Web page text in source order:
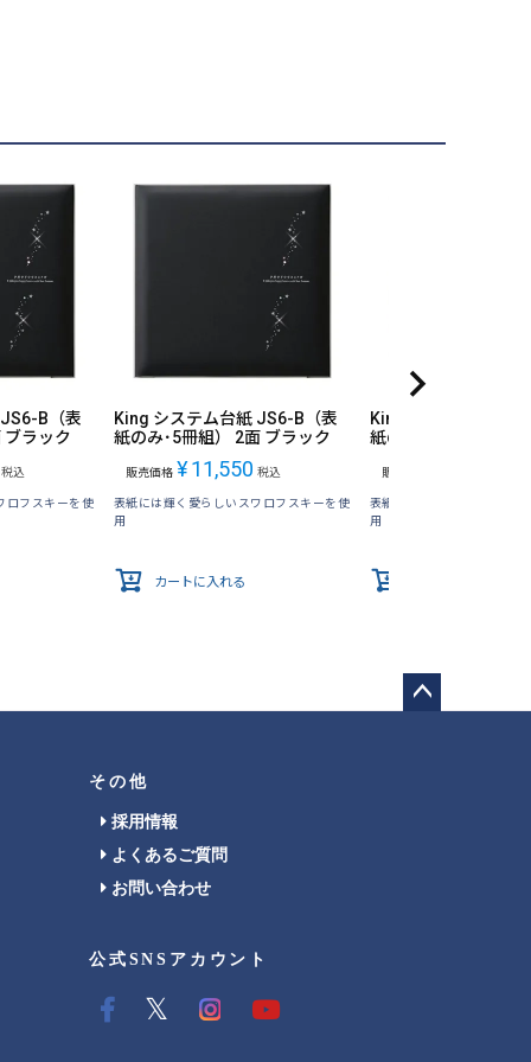
B（表
ブラック
税込
ロフスキーを使
King システム台紙 JS6-B（表
紙のみ･5冊組） 2面 ブラック
販売価格 ¥11,550 税込
表紙には輝く愛らしいスワロフスキーを使
用
カートに入れる
King システム台紙
紙のみ･5冊組） 3面
販売価格
表紙には輝く愛らしいスワ
用
その他
採用情報
よくあるご質問
お問い合わせ
公式SNSアカウント